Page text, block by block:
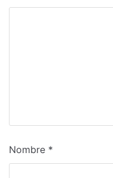
Nombre *